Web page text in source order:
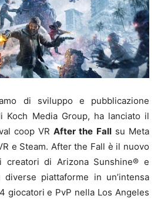
di sviluppo e pubblicazione
Koch Media Group, ha lanciato il
coop VRAfter the Fallsu Meta
e Steam. After the Fall è il nuovo
creatori di Arizona Sunshine® e
piattaforme in un’intensa
giocatori e PvP nella Los Angeles